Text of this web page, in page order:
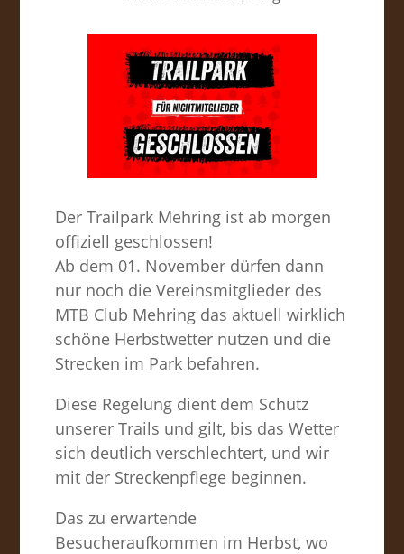
Der Trailpark Mehring ist ab morgen
offiziell geschlossen!
Ab dem 01. November dürfen dann
nur noch die Vereinsmitglieder des
MTB Club Mehring das aktuell wirklich
schöne Herbstwetter nutzen und die
Strecken im Park befahren.
Diese Regelung dient dem Schutz
unserer Trails und gilt, bis das Wetter
sich deutlich verschlechtert, und wir
mit der Streckenpflege beginnen.
Das zu erwartende
Besucheraufkommen im Herbst, wo